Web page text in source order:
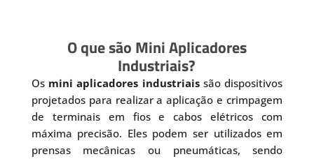
O que são Mini Aplicadores
Industriais?
Os mini aplicadores industriaissão dispositivos
projetados para realizar a aplicação e crimpagem
de terminais em fios e cabos elétricos com
máxima precisão. Eles podem ser utilizados em
prensas mecânicas ou pneumáticas, sendo